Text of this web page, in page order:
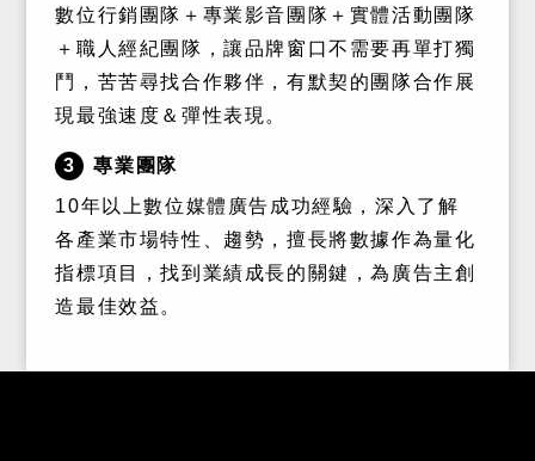
數位行銷團隊＋專業影音團隊＋實體活動團隊
＋職人經紀團隊，讓品牌窗口不需要再單打獨
鬥，苦苦尋找合作夥伴，有默契的團隊合作展
現最強速度＆彈性表現。
3 專業團隊
10年以上數位媒體廣告成功經驗，深入了解
各產業市場特性、趨勢，擅長將數據作為量化
指標項目，找到業績成長的關鍵，為廣告主創
造最佳效益。